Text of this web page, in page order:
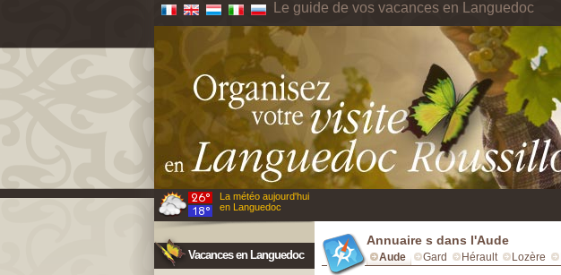
Le guide de vos vacances en Languedoc
La météo aujourd'hui
en Languedoc
Vacances en Languedoc
Annuaire s dans l'Aude
Aude Gard Hérault Lozère